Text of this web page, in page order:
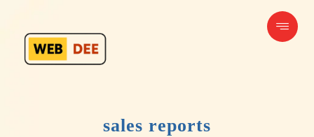
sales reports